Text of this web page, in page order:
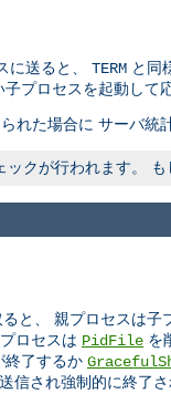
に送ると、 TERM と同
プロセスを起動して
れた場合に サーバ統
クが行われます。
と、 親プロセスは
ロセスは PidFile を
終了するか
信され強制的に終了さ